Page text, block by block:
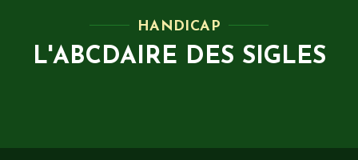
HANDICAP
L'ABCDAIRE DES SIGLES